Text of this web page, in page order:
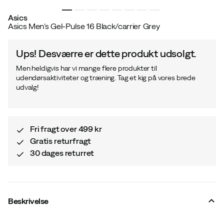
Asics
Asics Men's Gel-Pulse 16 Black/carrier Grey
Ups! Desværre er dette produkt udsolgt.
Men heldigvis har vi mange flere produkter til
udendørsaktiviteter og træning. Tag et kig på vores brede
udvalg!
Fri fragt over 499 kr
Gratis returfragt
30 dages returret
Beskrivelse